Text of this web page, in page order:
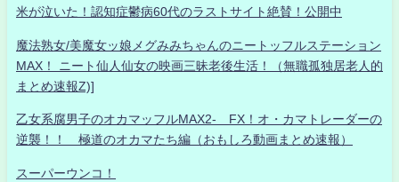
米が泣いた！認知症鬱病60代のラストサイト絶賛！公開中
魔法熟女/美魔女ッ娘メグみみちゃんのニートッフルステーション
MAX！ ニート仙人仙女の映画三昧老後生活！（無職孤独居老人的
まとめ速報Z)]
乙女系腐男子のオカマッフルMAX2- FX！オ・カマトレーダーの
逆襲！！ 極道のオカマたち編（おもしろ動画まとめ速報）
スーパーウンコ！